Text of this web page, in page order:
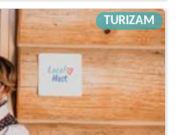
TURIZAM